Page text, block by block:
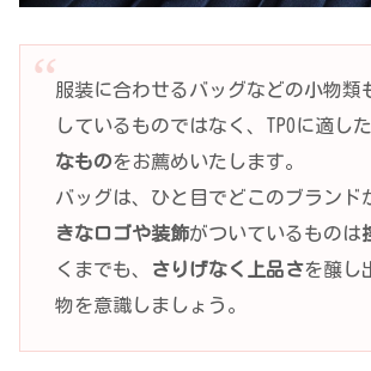
服装に合わせるバッグなどの小物類
しているものではなく、TPOに適した
なものをお薦めいたします。
バッグは、ひと目でどこのブランド
きなロゴや装飾がついているものは
くまでも、
さりげなく上品さを醸し
物を意識しましょう。